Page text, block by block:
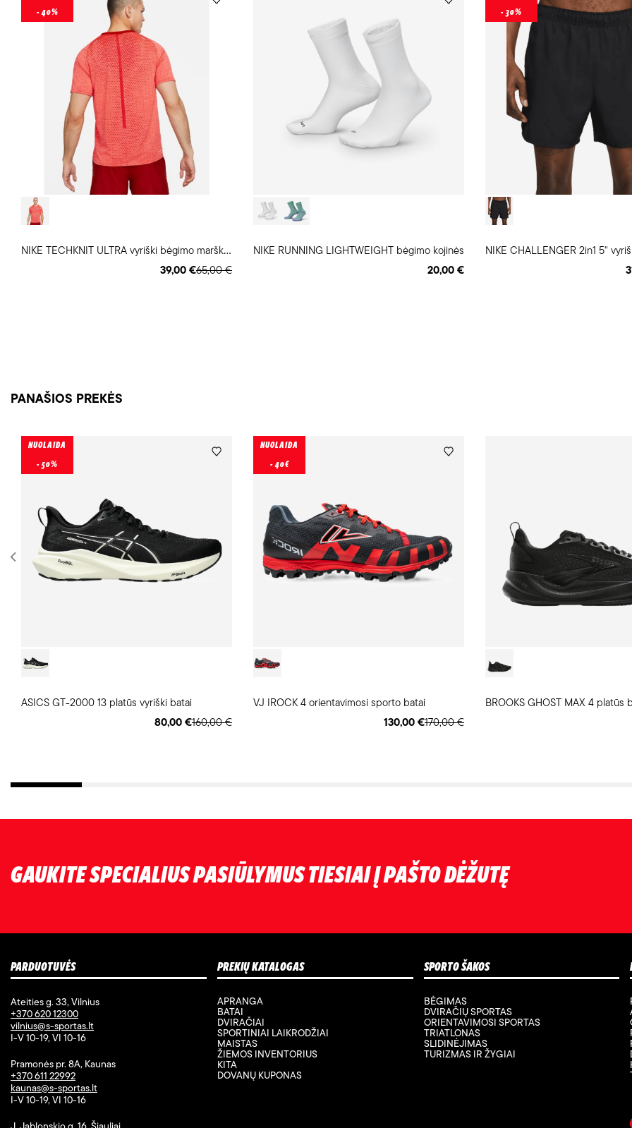
N
IKE TECHKNIT ULTRA vyriški bėgimo marškinėliai
65,00 €
39,00 €
- 40%
NIKE RUNNING LIGHTWEIGHT bėgimo kojinės
20,00 €
- 30%
PANAŠIOS PREKĖS
ASICS GT-2000 13 platūs vyriški batai
160,00 €
80,00 €
NUOLAIDA
- 50%
VJ IROCK 4 orientavimosi sporto batai
170,00 €
130,00 €
NUOLAIDA
- 40€
BROOKS GHOST MAX 4 platūs
GAUKITE SPECIALIUS PASIŪLYMUS TIESIAI Į PAŠTO DĖŽUTĘ
PARDUOTUVĖS
Ateities g. 33, Vilnius
+370 620 12300
vilnius@s-sportas.lt
I-V 10-19, VI 10-16
Pramonės pr. 8A, Kaunas
+370 611 22992
kaunas@s-sportas.lt
I-V 10-19, VI 10-16
PREKIŲ KATALOGAS
APRANGA
BATAI
DVIRAČIAI
SPORTINIAI LAIKRODŽIAI
MAISTAS
ŽIEMOS INVENTORIUS
KITA
DOVANŲ KUPONAS
SPORTO ŠAKOS
BĖGIMAS
DVIRAČIŲ SPORTAS
ORIENTAVIMOSI SPORTAS
TRIATLONAS
SLIDINĖJIMAS
TURIZMAS IR ŽYGIAI